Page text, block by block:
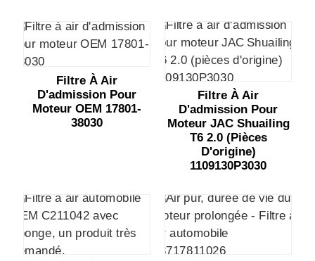
Filtre À Air
D'admission Pour
Moteur OEM 17801-
38030
Filtre À Air
D'admission Pour
Moteur JAC Shuailing
T6 2.0 (pièces
D'origine)
1109130P3030